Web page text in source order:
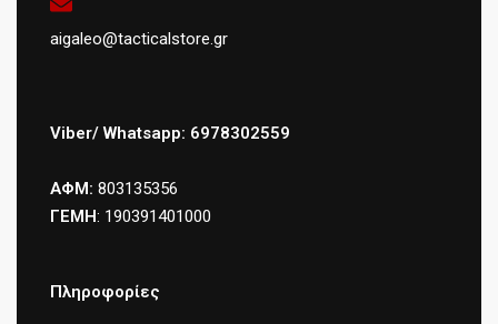
aigaleo@tacticalstore.gr
Viber/ Whatsapp: 6978302559
ΑΦΜ: 803135356
ΓΕΜΗ: 190391401000
Πληροφορίες